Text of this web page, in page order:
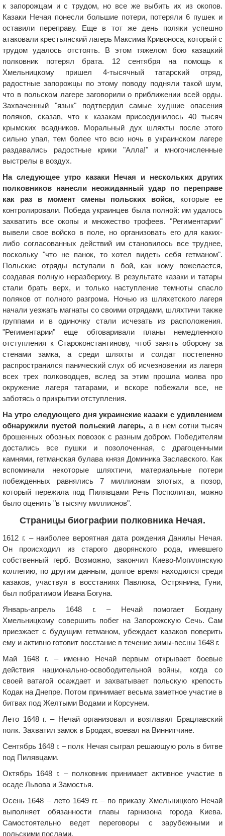
к запорожцам и с трудом, но все же выбить их из окопов.
Казаки Нечая понесли большие потери, потеряли 6 пушек и
оставили переправу. Еще в тот же день поляки успешно
атаковали крестьянский лагерь Максима Кривоноса, который с
трудом удалось отстоять. В этом тяжелом бою казацкий
полковник потерял брата. 12 сентября на помощь к
Хмельницкому пришел 4-тысячный татарский отряд,
радостные запорожцы по этому поводу подняли такой шум,
что в польском лагере заговорили о приближении всей орды.
Захваченный "язык" подтвердил самые худшие опасения
поляков, сказав, что к казакам присоединилось 40 тысяч
крымских всадников. Моральный дух шляхты после этого
сильно упал, тем более что всю ночь в украинском лагере
раздавались радостные крики "Алла!" и многочисленные
выстрелы в воздух.
На следующее утро казаки Нечая и нескольких других
полковников нанесли неожиданный удар по переправе
как раз в момент смены польских войск, которые ее
контролировали. Победа украинцев была полной: им удалось
захватить все окопы и множество трофеев. "Региментарии"
вывели свое войско в поле, но организовать его для каких-
либо согласованных действий им становилось все труднее,
поскольку "что не панок, то хотел видеть себя гетманом".
Польские отряды вступали в бой, как кому пожелается,
создавая полную неразбериху. В результате казаки и татары
стали брать верх, и только наступление темноты спасло
поляков от полного разгрома. Ночью из шляхетского лагеря
начали уезжать магнаты со своими отрядами, шляхтичи также
группами и в одиночку стали исчезать из расположения.
"Региментарии" еще обговаривали планы немедленного
отступления к Староконстантинову, чтоб занять оборону за
стенами замка, а среди шляхты и солдат постепенно
распространился панический слух об исчезновении из лагеря
всех трех полководцев, вслед за этим прошла молва про
окружение лагеря татарами, и вскоре побежали все, не
заботясь о прикрытии отступления.
На утро следующего дня украинские казаки с удивлением
обнаружили пустой польский лагерь, а в нем сотни тысяч
брошенных обозных повозок с разным добром. Победителям
достались все пушки и позолоченная, с драгоценными
камнями, гетманская булава князя Доминика Заславского. Как
вспоминали некоторые шляхтичи, материальные потери
побежденных равнялись 7 миллионам злотых, а позор,
который пережила под Пилявцами Речь Посполитая, можно
было оценить "в тысячу миллионов".
Страницы биографии полковника Нечая.
1612 г. – наиболее вероятная дата рождения Данилы Нечая.
Он происходил из старого дворянского рода, имевшего
собственный герб. Возможно, закончил Киево-Могилянскую
коллегию, по другим данным, долгое время находился среди
казаков, участвуя в восстаниях Павлюка, Острянина, Гуни,
был побратимом Ивана Богуна.
Январь-апрель 1648 г. – Нечай помогает Богдану
Хмельницкому совершить побег на Запорожскую Сечь. Сам
приезжает с будущим гетманом, убеждает казаков поверить
ему и активно готовит восстание в течение зимы-весны 1648 г.
Май 1648 г. – именно Нечай первым открывает боевые
действия национально-освободительной войны, когда со
своей ватагой осаждает и захватывает польскую крепость
Кодак на Днепре. Потом принимает весьма заметное участие в
битвах под Желтыми Водами и Корсунем.
Лето 1648 г. – Нечай организовал и возглавил Брацлавский
полк. Захватил замок в Бродах, воевал на Виннитчине.
Сентябрь 1648 г. – полк Нечая сыграл решающую роль в битве
под Пилявцами.
Октябрь 1648 г. – полковник принимает активное участие в
осаде Львова и Замостья.
Осень 1648 – лето 1649 гг. – по приказу Хмельницкого Нечай
выполняет обязанности главы гарнизона города Киева.
Самостоятельно ведет переговоры с зарубежными и
польскими послами.